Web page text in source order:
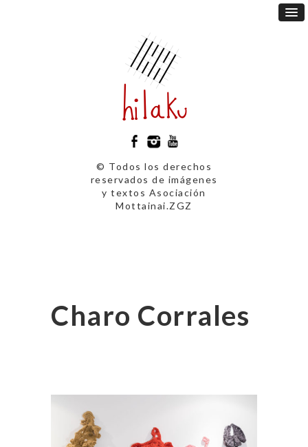
© Todos los derechos
reservados de imágenes
y textos Asociación
Mottainai.ZGZ
Charo Corrales